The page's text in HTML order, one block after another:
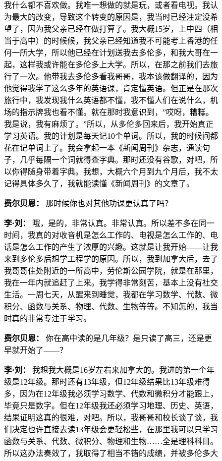
我什么都不喜欢做。我唯一想做的就是玩，或者看电视。我认
为最大的改变，导致这个转变的原因是，我当时已经注定没希
望了，因为我父亲已经在做打算了。我大概15岁，上中四（相
当于高中）的时候候，我父亲已经知道我不可能考上香港的任
何一所大学，所以他已经在计划送我去多伦多，和我大哥在一
起，这样我或许能在多伦多上大学。所以，在那之前我们去旅
行了一次。他带我去多伦多看我哥哥，我本该做翻译的，因为
他觉得我学了这么多年的英语课，肯定懂英语。但正是在那次
旅行中，我发现我什么英语都不懂，我不懂人们在说什么，机
场的指示牌我也看不懂。就在那时我意识到，”哎呀，糟糕。
我是说，我有麻烦了。”所以，从多伦多回来后，我开始真正
学习英语。我的计划是每天记10个单词。所以，我的时候间都
花在记单词上了。我会拿起一本《新闻周刊》杂志，通读句
子，几乎每隔一个词就得查字典。那时还没有谷歌，对吧，所
以你得随身带着字典。我想，大概六个月到九个月后，我不太
记得具体多久了，我就能读懂《新闻周刊》的文章了。
费尔贝恩： 那时候你也对其他功课更认真了吗？
李·刘：
哦，是的，非常认真。非常认真。所以差不多在同一
时间，我真的对收音机是怎么工作的、电视是怎么工作的、电
话是怎么工作的产生了浓厚的兴趣。这就是让我开始——让我
来到多伦多后想学工程学的原因。所以，我到加拿大后，去了
我哥哥住处附近的一所高中，劳伦斯公园学院，就是在那里，
我在一年内就追赶了上来。我学得非常刻苦，基本上没有社交
生活。一周七天，从醒来到睡觉，我都在学习数学、代数、微
积分、函数与关系、物理、代数、生物等等。不知怎的，我当
时真的非常专注于学习。
费尔贝恩：
你在高中读的是几年级？是只读了高三，还是更
早就开始了——？
李·刘：
我想我大概是16岁左右来加拿大的。我进的第一个年
级是12年级。那时还有13年级，但12年级结果比13年级难得
多，因为在12年级我必须学习数学、代数和微积分才能跟上，
毕竟只是数字。但在12年级我还必须学习地理、历史、英语，
结果证明这真的很难，对吧。所以，我哥哥和校长谈了谈，我
们决定也许直接去读13年级会更轻松些，在那里我可以只学习
函数与关系、代数、微积分、物理和生物……全是理科科目。
所以这办法奏效了，我取得了相当不错的成绩，并被多伦多大